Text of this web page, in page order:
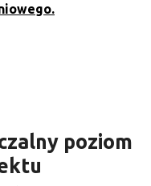
poziom